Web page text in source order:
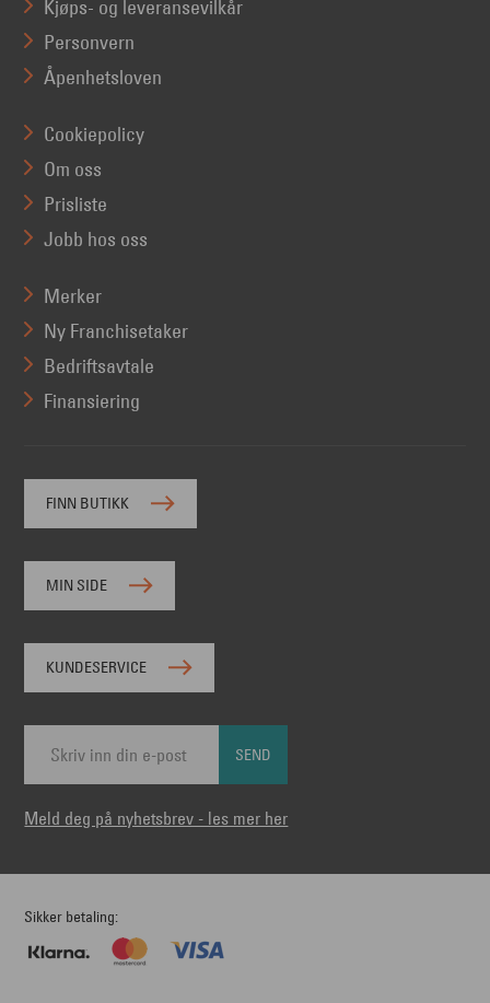
Kjøps- og leveransevilkår
Personvern
Åpenhetsloven
Cookiepolicy
Om oss
Prisliste
Jobb hos oss
Merker
Ny Franchisetaker
Bedriftsavtale
Finansiering
FINN BUTIKK
MIN SIDE
KUNDESERVICE
SEND
Meld deg på nyhetsbrev - les mer her
Sikker betaling